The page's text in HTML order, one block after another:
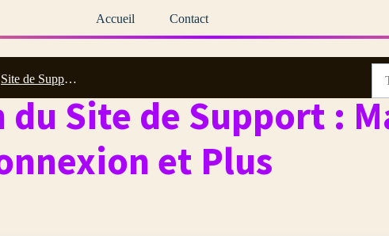
Accueil
Contact
Site de Support Cotality et Comment Nous Contacter
Site de Support :
et Plus